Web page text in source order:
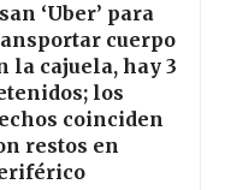
‘Uber’ para
cuerpo
la cajuela, hay 3
los
coinciden
restos en